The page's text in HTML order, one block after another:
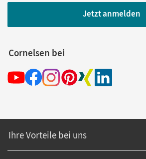
Jetzt anmelden
Cornelsen bei
Ihre Vorteile bei uns